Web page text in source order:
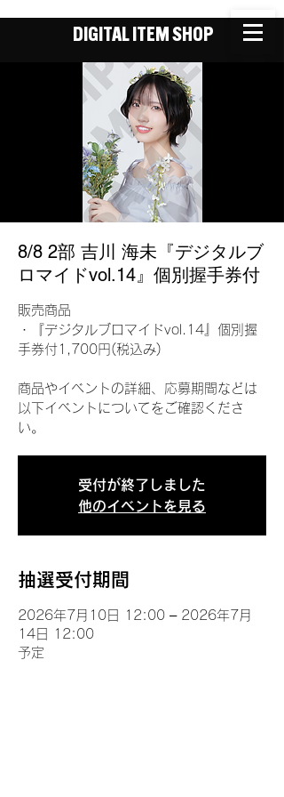
DIGITAL ITEM SHOP
8/8 2部 吉川 海未『デジタルブ
ロマイドvol.14』個別握手券付
販売商品
・『デジタルブロマイドvol.14』個別握
手券付1,700円(税込み)
商品やイベントの詳細、応募期間などは
以下イベントについてをご確認くださ
い。
受付が終了しました
他のイベントを見る
抽選受付期間
2026年7月10日 12:00 – 2026年7月
14日 12:00
予定